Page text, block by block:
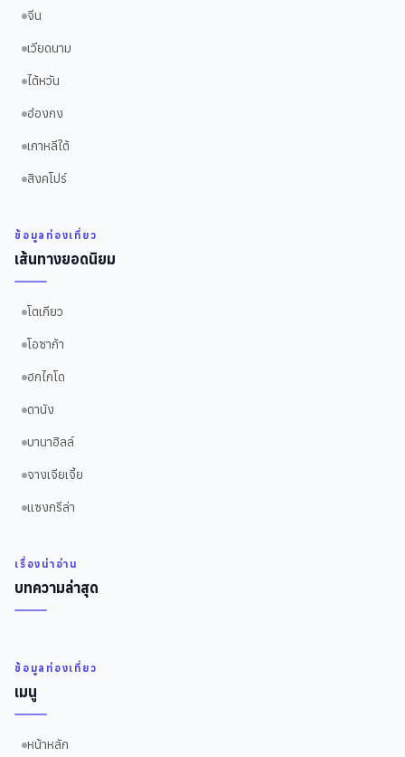
จีน
เวียดนาม
ไต้หวัน
ฮ่องกง
เกาหลีใต้
สิงคโปร์
ข้อมูลท่องเที่ยว
เส้นทางยอดนิยม
โตเกียว
โอซาก้า
ฮกไกโด
ดานัง
บานาฮิลล์
จางเจียเจี้ย
แซงกรีล่า
เรื่องน่าอ่าน
บทความล่าสุด
ข้อมูลท่องเที่ยว
เมนู
หน้าหลัก